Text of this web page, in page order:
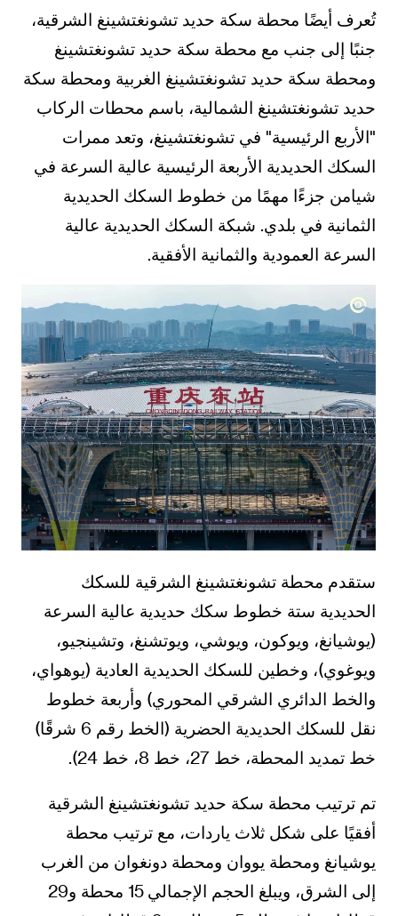
تُعرف أيضًا محطة سكة حديد تشونغتشينغ الشرقية،
جنبًا إلى جنب مع محطة سكة حديد تشونغتشينغ
ومحطة سكة حديد تشونغتشينغ الغربية ومحطة سكة
حديد تشونغتشينغ الشمالية، باسم محطات الركاب
"الأربع الرئيسية" في تشونغتشينغ، وتعد ممرات
السكك الحديدية الأربعة الرئيسية عالية السرعة في
شيامن جزءًا مهمًا من خطوط السكك الحديدية
الثمانية في بلدي. شبكة السكك الحديدية عالية
السرعة العمودية والثمانية الأفقية.
ستقدم محطة تشونغتشينغ الشرقية للسكك
الحديدية ستة خطوط سكك حديدية عالية السرعة
(يوشيانغ، ويوكون، ويوشي، ويوتشنغ، وتشينجيو،
ويوغوي)، وخطين للسكك الحديدية العادية (يوهواي،
والخط الدائري الشرقي المحوري) وأربعة خطوط
نقل للسكك الحديدية الحضرية (الخط رقم 6 شرقًا)
خط تمديد المحطة، خط 27، خط 8، خط 24).
تم ترتيب محطة سكة حديد تشونغتشينغ الشرقية
أفقيًا على شكل ثلاث ياردات، مع ترتيب محطة
يوشيانغ ومحطة يووان ومحطة دونغوان من الغرب
إلى الشرق، ويبلغ الحجم الإجمالي 15 محطة و29